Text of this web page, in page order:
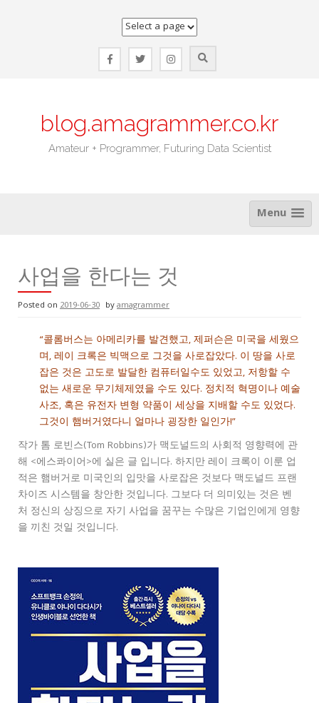
blog.amagrammer.co.kr
Amateur + Programmer, Futuring Data Scientist
Menu
사업을 한다는 것
Posted on 2019-06-30 byamagrammer
“콜롬버스는 아메리카를 발견했고, 제퍼슨은 미국을 세웠으
며, 레이 크록은 빅맥으로 그것을 사로잡았다. 이 땅을 사로
잡은 것은 고도로 발달한 컴퓨터일수도 있었고, 저항할 수
없는 새로운 무기체제였을 수도 있다. 정치적 혁명이나 예술
사조, 혹은 유전자 변형 약품이 세상을 지배할 수도 있었다.
그것이 햄버거였다니 얼마나 굉장한 일인가!”
작가 톰 로빈스(Tom Robbins)가 맥도널드의 사회적 영향력에 관
해 <에스콰이어>에 실은 글 입니다. 하지만 레이 크록이 이룬 업
적은 햄버거로 미국인의 입맛을 사로잡은 것보다 맥도널드 프랜
차이즈 시스템을 창안한 것입니다. 그보다 더 의미있는 것은 벤
처 정신의 상징으로 자기 사업을 꿈꾸는 수많은 기업인에게 영향
을 끼친 것일 것입니다.